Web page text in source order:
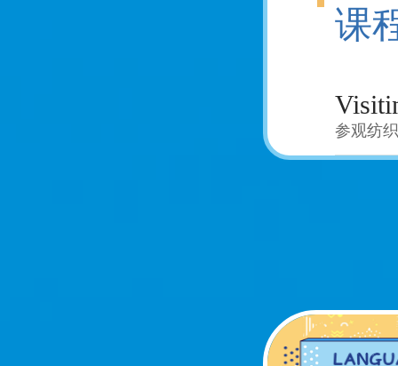
课
参观纺